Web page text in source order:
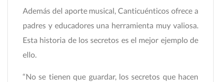
Además del aporte musical, Canticuénticos ofrece a
padres y educadores una herramienta muy valiosa.
Esta historia de los secretos es el mejor ejemplo de
ello.
“No se tienen que guardar, los secretos que hacen